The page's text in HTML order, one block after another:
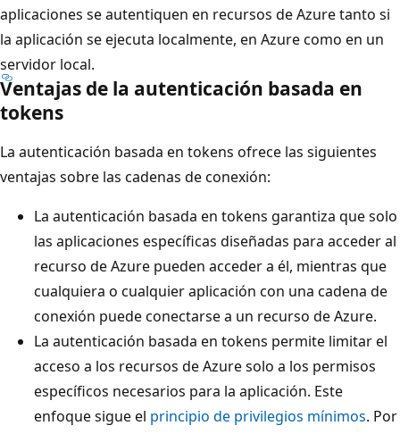
aplicaciones se autentiquen en recursos de Azure tanto si
la aplicación se ejecuta localmente, en Azure como en un
servidor local.
Ventajas de la autenticación basada en
tokens
La autenticación basada en tokens ofrece las siguientes
ventajas sobre las cadenas de conexión:
La autenticación basada en tokens garantiza que solo
las aplicaciones específicas diseñadas para acceder al
recurso de Azure pueden acceder a él, mientras que
cualquiera o cualquier aplicación con una cadena de
conexión puede conectarse a un recurso de Azure.
La autenticación basada en tokens permite limitar el
acceso a los recursos de Azure solo a los permisos
específicos necesarios para la aplicación. Este
enfoque sigue el principio de privilegios mínimos. Por